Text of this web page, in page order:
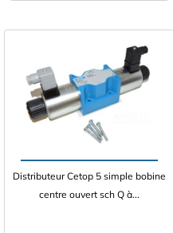
Distributeur Cetop 5 simple bobine
centre ouvert sch Q à...